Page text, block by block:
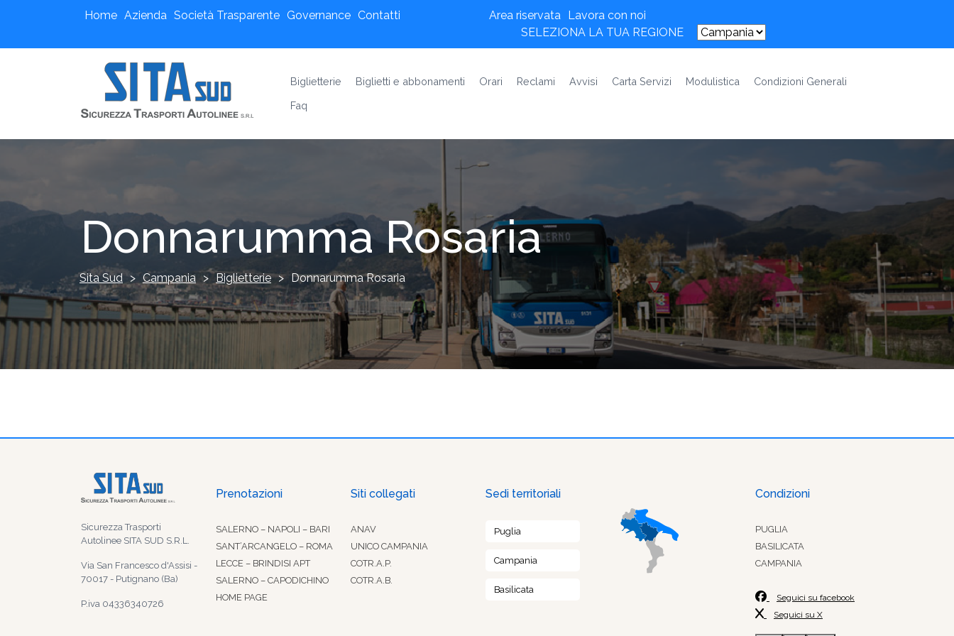
Home Azienda Società Trasparente Governance Contatti Area riservata Lavora con noi
SELEZIONA LA TUA REGIONE
Biglietterie Biglietti e abbonamenti Orari Reclami Avvisi Carta Servizi Modulistica
Condizioni Generali
Faq
Donnarumma Rosaria
Sita Sud > Campania > Biglietterie > Donnarumma Rosaria
Sicurezza Trasporti
Autolinee SITA SUD S.R.L.
Via San Francesco d'Assisi -
70017 - Putignano (Ba)
P.iva 04336340726
Prenotazioni
SALERNO – NAPOLI – BARI
SANT’ARCANGELO – ROMA
LECCE – BRINDISI APT
SALERNO – CAPODICHINO
HOME PAGE
Siti collegati
ANAV
UNICO CAMPANIA
COTR.A.P.
COTR.A.B.
Sedi territoriali
Puglia
Campania
Basilicata
Condizioni
PUGLIA
BASILICATA
CAMPANIA
Seguici su facebook
Seguici su X